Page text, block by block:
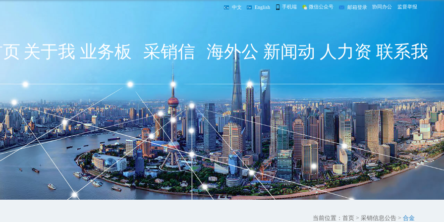
监督举报
协同办公
邮箱登录
微信公众号
手机端
中文 English
关于我
们
业务板
块
采销信
息公告
海外公
司
新闻动
态
人力资
源
联系我
们
当前位置：首页 > 采销信息公告 >合金